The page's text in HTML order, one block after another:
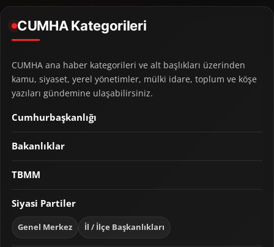
CUMHA Kategorileri
CUMHA ana haber kategorileri ve alt başlıkları üzerinden
kamu, siyaset, yerel yönetimler, mülki idare, toplum ve köşe
yazıları gündemine ulaşabilirsiniz.
Cumhurbaşkanlığı
Bakanlıklar
TBMM
Siyasi Partiler
Genel Merkez İl / İlçe Başkanlıkları